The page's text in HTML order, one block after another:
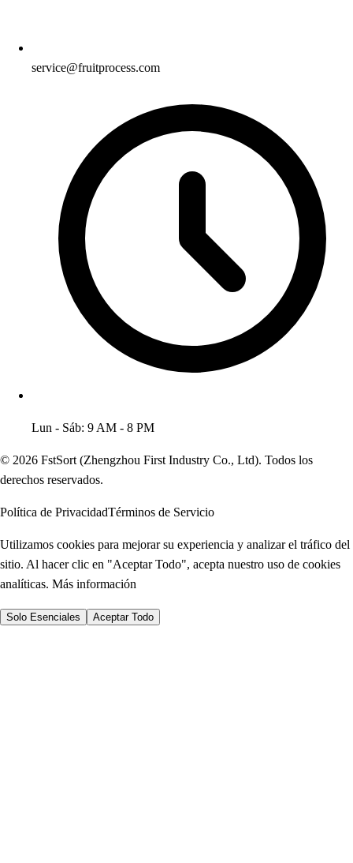
service@fruitprocess.com
Lun - Sáb: 9 AM - 8 PM
© 2026 FstSort (Zhengzhou First Industry Co., Ltd). Todos los
derechos reservados.
Política de PrivacidadTérminos de Servicio
Utilizamos cookies para mejorar su experiencia y analizar el tráfico del
sitio. Al hacer clic en "Aceptar Todo", acepta nuestro uso de cookies
analíticas. Más información
Solo Esenciales Aceptar Todo